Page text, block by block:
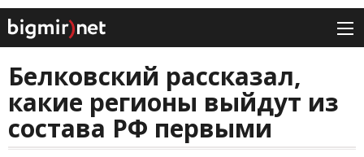
Белковский рассказал,
какие регионы выйдут из
состава РФ первыми